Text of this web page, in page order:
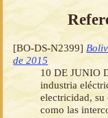
[BO-DS-N2399]
de 2015
10 DE JUNIO
industria
electricidad, su
como las